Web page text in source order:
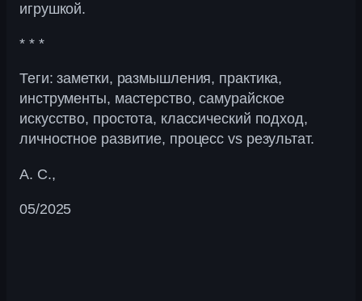
игрушкой.
* * *
Теги: заметки, размышления, практика,
инструменты, мастерство, самурайское
искусство, простота, классический подход,
личностное развитие, процесс vs результат.
А. С.,
05/2025